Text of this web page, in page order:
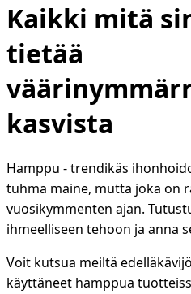
Kaikki mitä
tietää
kasvista
Hamppu - trendikäs
tuhma maine, mutta joka on
vuosikymmenten ajan.
ihmeelliseen tehoon ja anna
Voit kutsua meiltä
käyttäneet hamppua